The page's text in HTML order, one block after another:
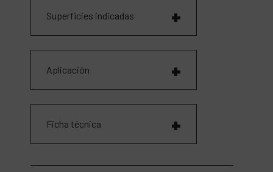
Superficies indicadas
Aplicación
Ficha técnica